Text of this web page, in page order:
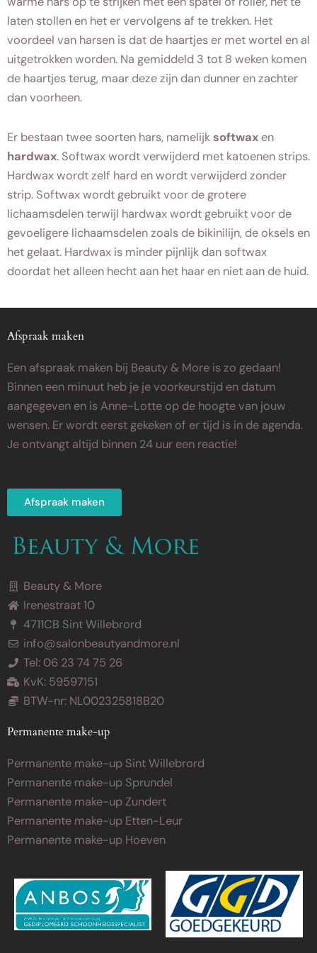
laten stollen en het er vervolgens af te trekken. Het
voordeel van harsen is dat de haartjes er met wortel en al
uitgetrokken worden. Na gemiddeld 3 tot 8 weken komen
de haartjes terug, maar deze zijn dan dunner en zachter
dan voorheen.
Er bestaan twee soorten hars, namelijksoftwaxen
hardwax. Softwax wordt verwijderd met katoenen strips.
Hardwax wordt zelf hard en wordt verwijderd zonder
strip. Softwax wordt gebruikt voor de grotere
lichaamsdelen terwijl hardwax wordt gebruikt voor de
gevoeligere lichaamsdelen zoals de bikinilijn, de oksels en
het gelaat. Hardwax is minder pijnlijk dan softwax
doordat het alleen hecht aan het haar en niet aan de huid.
Afspraak maken
Een afspraak maken bij Beauty & More is zo gedaan!
Binnen een minuut heb je je voorkeurstijd en datum
aangegeven en is Anne-Lotte op de hoogte van jouw
wensen. Er wordt eerst gekeken of er tijd is in de agenda.
Je ontvangt altijd binnen 24 uur een reactie!
Afspraak maken
Beauty & More
Irenestraat 10
4711CB Sint Willebrord
info@salonbeautyandmore.nl
Tel: 06 23 74 75 26
KvK: 59597151
BTW-nr: NL002325818B20
Permanente make-up
Permanente make-up Sint Willebrord
Permanente make-up Sprundel
Permanente make-up Zundert
Permanente make-up Etten-Leur
Permanente make-up Hoeven